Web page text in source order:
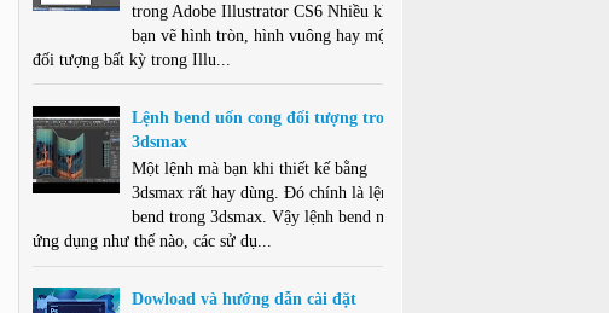
trong Adobe Illustrator CS6 Nhiều khi
bạn vẽ hình tròn, hình vuông hay một
đối tượng bất kỳ trong Illu...
Lệnh bend uốn cong đối tượng trong
3dsmax
Một lệnh mà bạn khi thiết kế bằng
3dsmax rất hay dùng. Đó chính là lệnh
bend trong 3dsmax. Vậy lệnh bend này
ứng dụng như thế nào, các sử dụ...
Dowload và hướng dẫn cài đặt